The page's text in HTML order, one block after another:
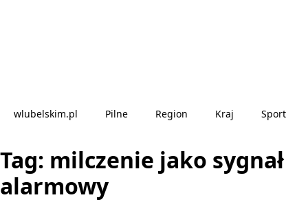
wlubelskim.pl Pilne Region Kraj Sport
Tag: milczenie jako sygnał
alarmowy